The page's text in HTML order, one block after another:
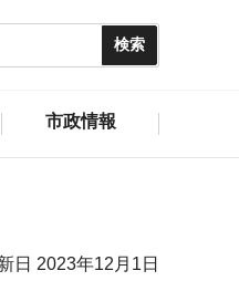
市政情報
日 2023年12月1日